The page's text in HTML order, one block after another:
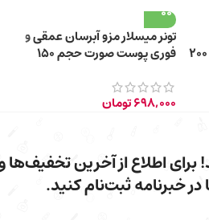
جوش‌های سرسیاه سودا حجم 200
تونر میسلار مزو آبرسان عمقی و
فوری پوست صورت حجم 150
698,000تومان
اطلاع از آخرین تخفیف‌ها
خبرنامه ثبت‌نام کنید.